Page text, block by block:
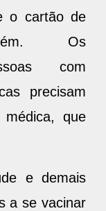
o cartão de
Os
com
precisam
que
e demais
a se vacinar